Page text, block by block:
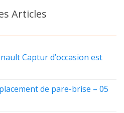
Articles
Captur d’occasion est
de pare-brise – 05